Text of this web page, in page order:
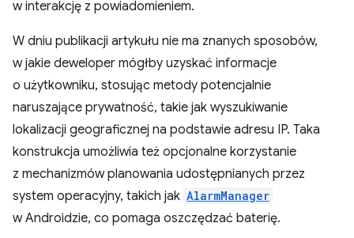
w interakcję z powiadomieniem.
W dniu publikacji artykułu nie ma znanych sposobów,
w jakie deweloper mógłby uzyskać informacje
o użytkowniku, stosując metody potencjalnie
naruszające prywatność, takie jak wyszukiwanie
lokalizacji geograficznej na podstawie adresu IP. Taka
konstrukcja umożliwia też opcjonalne korzystanie
z mechanizmów planowania udostępnianych przez
system operacyjny, takich jak AlarmManager
w Androidzie, co pomaga oszczędzać baterię.